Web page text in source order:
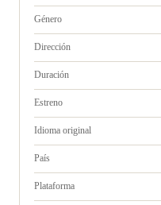
Género
Dirección
Duración
Estreno
Idioma original
País
Plataforma